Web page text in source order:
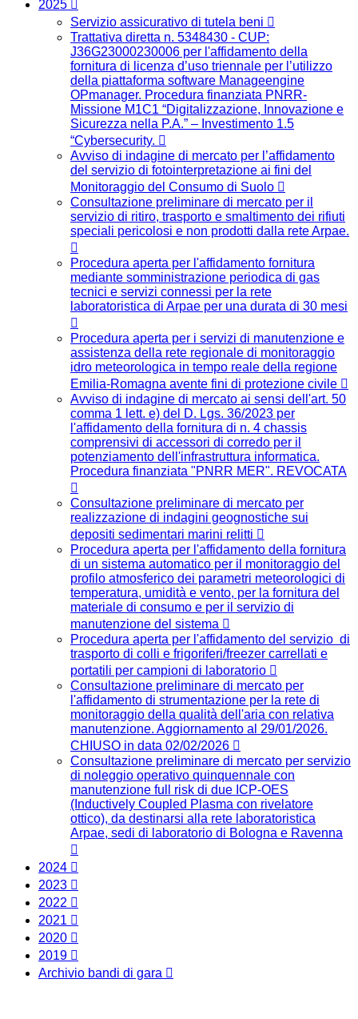
2025
Servizio assicurativo di tutela beni
Trattativa diretta n. 5348430 - CUP:
J36G23000230006 per l'affidamento della
fornitura di licenza d’uso triennale per l’utilizzo
della piattaforma software Manageengine
OPmanager. Procedura finanziata PNRR-
Missione M1C1 “Digitalizzazione, Innovazione e
Sicurezza nella P.A.” – Investimento 1.5
“Cybersecurity.
Avviso di indagine di mercato per l’affidamento
del servizio di fotointerpretazione ai fini del
Monitoraggio del Consumo di Suolo
Consultazione preliminare di mercato per il
servizio di ritiro, trasporto e smaltimento dei rifiuti
speciali pericolosi e non prodotti dalla rete Arpae.
Procedura aperta per l'affidamento fornitura
mediante somministrazione periodica di gas
tecnici e servizi connessi per la rete
laboratoristica di Arpae per una durata di 30 mesi
Procedura aperta per i servizi di manutenzione e
assistenza della rete regionale di monitoraggio
idro meteorologica in tempo reale della regione
Emilia-Romagna avente fini di protezione civile
Avviso di indagine di mercato ai sensi dell'art. 50
comma 1 lett. e) del D. Lgs. 36/2023 per
l'affidamento della fornitura di n. 4 chassis
comprensivi di accessori di corredo per il
potenziamento dell'infrastruttura informatica.
Procedura finanziata "PNRR MER". REVOCATA
Consultazione preliminare di mercato per
realizzazione di indagini geognostiche sui
depositi sedimentari marini relitti
Procedura aperta per l'affidamento della fornitura
di un sistema automatico per il monitoraggio del
profilo atmosferico dei parametri meteorologici di
temperatura, umidità e vento, per la fornitura del
materiale di consumo e per il servizio di
manutenzione del sistema
Procedura aperta per l'affidamento del servizio di
trasporto di colli e frigoriferi/freezer carrellati e
portatili per campioni di laboratorio
Consultazione preliminare di mercato per
l'affidamento di strumentazione per la rete di
monitoraggio della qualità dell'aria con relativa
manutenzione. Aggiornamento al 29/01/2026.
CHIUSO in data 02/02/2026
Consultazione preliminare di mercato per servizio
di noleggio operativo quinquennale con
manutenzione full risk di due ICP-OES
(Inductively Coupled Plasma con rivelatore
ottico), da destinarsi alla rete laboratoristica
Arpae, sedi di laboratorio di Bologna e Ravenna
2024
2023
2022
2021
2020
2019
Archivio bandi di gara